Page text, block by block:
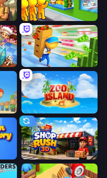
Coffee Idle
Supermarket Empire
Zoo Island
Shop Rush 3D